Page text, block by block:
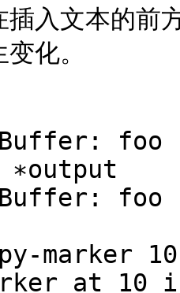
插入文本的
化。
marker